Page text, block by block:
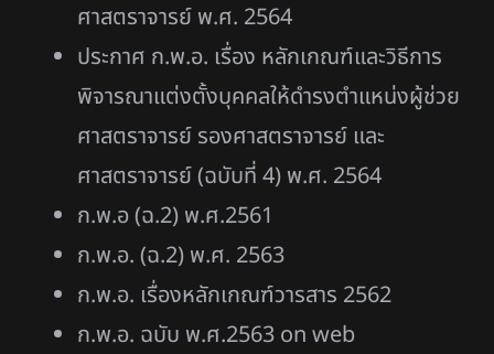
ศาสตราจารย์ พ.ศ. 2564
ประกาศ ก.พ.อ. เรื่อง หลักเกณฑ์และวิธีการ
พิจารณาแต่งตั้งบุคคลให้ดำรงตำแหน่งผู้ช่วย
ศาสตราจารย์ รองศาสตราจารย์ และ
ศาสตราจารย์ (ฉบับที่ 4) พ.ศ. 2564
ก.พ.อ (ฉ.2) พ.ศ.2561
ก.พ.อ. (ฉ.2) พ.ศ. 2563
ก.พ.อ. เรื่องหลักเกณฑ์วารสาร 2562
ก.พ.อ. ฉบับ พ.ศ.2563 on web